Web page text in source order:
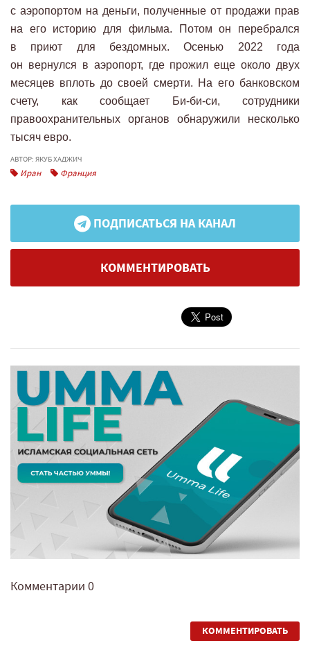
с аэропортом на деньги, полученные от продажи прав
на его историю для фильма. Потом он перебрался
в приют для бездомных. Осенью 2022 года
он вернулся в аэропорт, где прожил еще около двух
месяцев вплоть до своей смерти. На его банковском
счету, как сообщает Би-би-си, сотрудники
правоохранительных органов обнаружили несколько
тысяч евро.
АВТОР: ЯКУБ ХАДЖИЧ
Иран Франция
ПОДПИСАТЬСЯ НА КАНАЛ
КОММЕНТИРОВАТЬ
Комментарии 0
КОММЕНТИРОВАТЬ